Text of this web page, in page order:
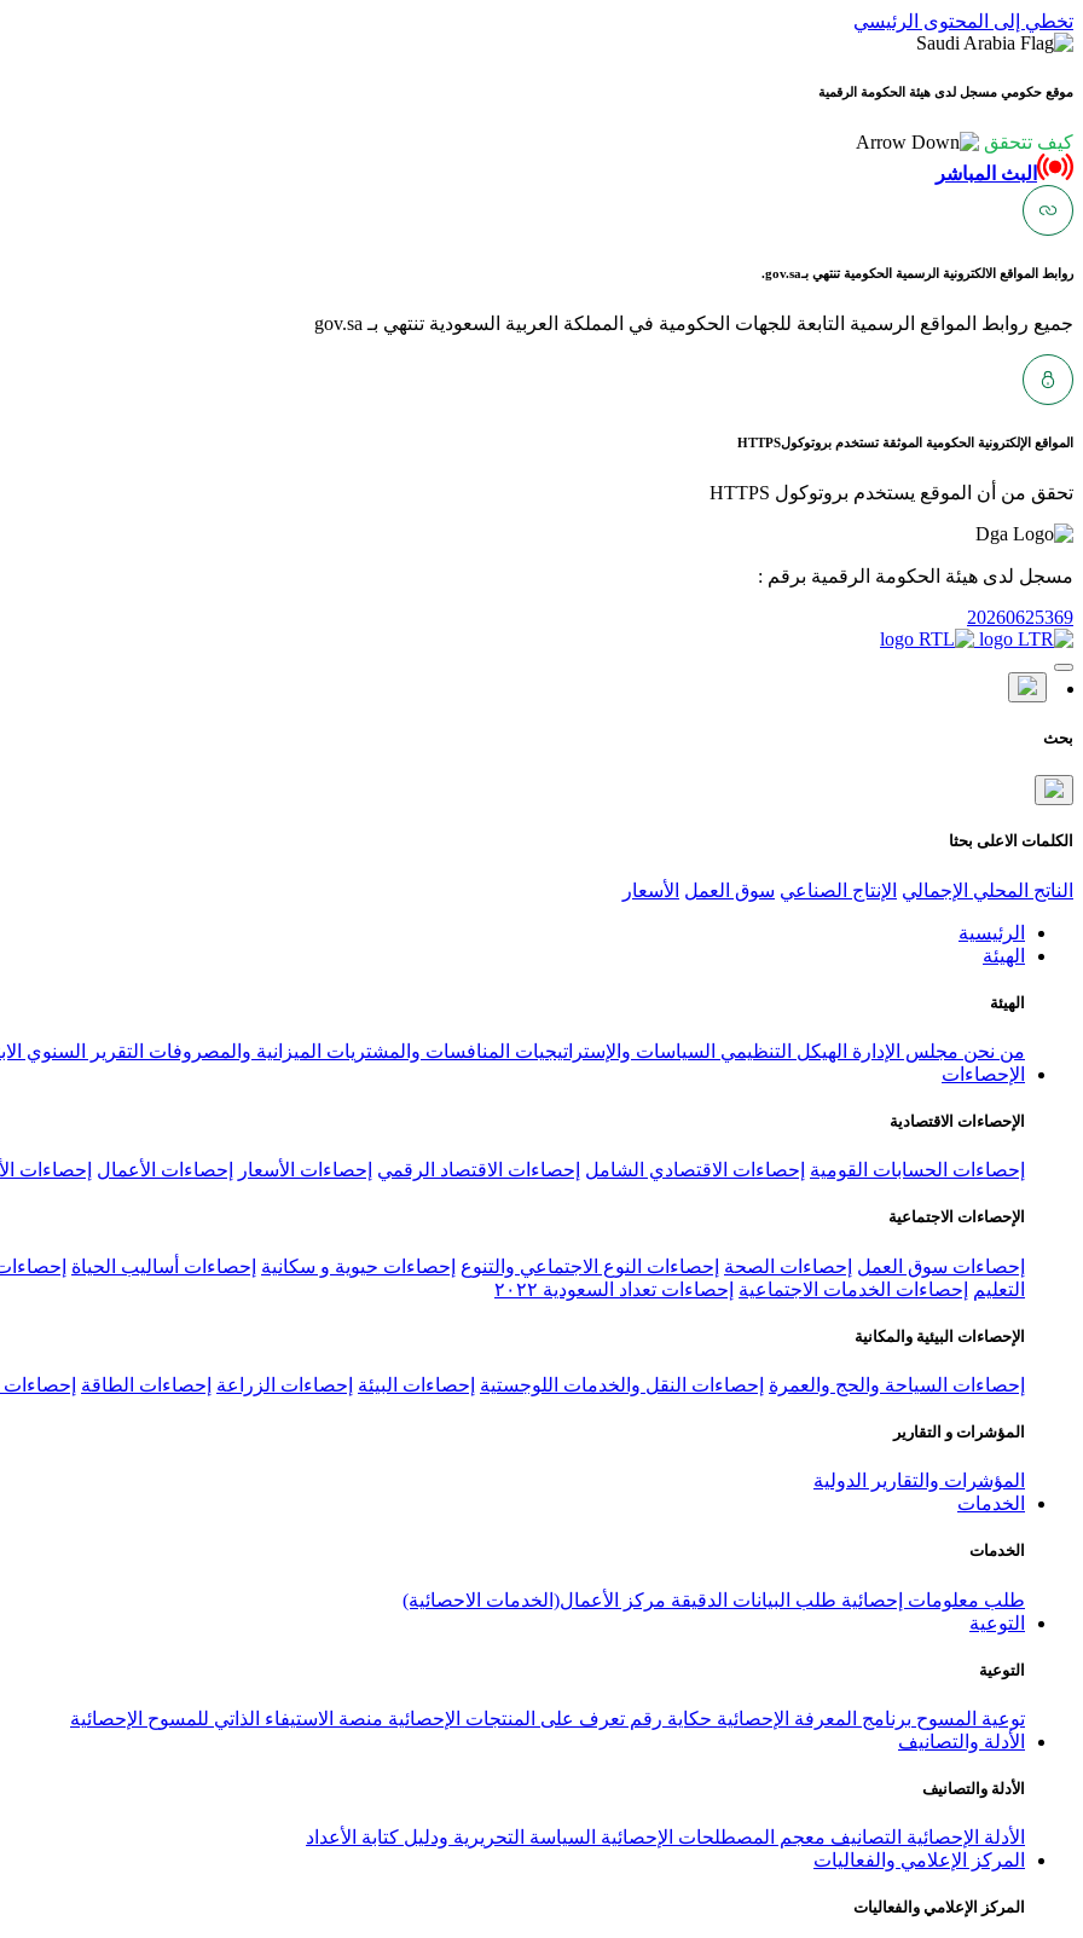
تخطي إلى المحتوى الرئيسي
موقع حكومي مسجل لدى هيئة الحكومة الرقمية
كيف تتحقق
البث المباشر
روابط المواقع الالكترونية الرسمية الحكومية تنتهي بـgov.sa.
جميع روابط المواقع الرسمية التابعة للجهات الحكومية في المملكة العربية السعودية تنتهي بـ gov.sa
المواقع الإلكترونية الحكومية الموثقة تستخدم بروتوكولHTTPS
تحقق من أن الموقع يستخدم بروتوكول HTTPS
مسجل لدى هيئة الحكومة الرقمية برقم :
20260625369
بحث
الكلمات الاعلى بحثا
الناتج المحلي الإجمالي الإنتاج الصناعي سوق العمل الأسعار
الرئيسية
الهيئة
الهيئة
من نحن مجلس الإدارة الهيكل التنظيمي السياسات والإستراتيجيات المنافسات والمشتريات الميزانية والمصروفات التقرير السنوي
الإحصاءات
الإحصاءات الاقتصادية
إحصاءات الحسابات القومية إحصاءات الاقتصادي الشامل إحصاءات الاقتصاد الرقمي إحصاءات الأسعار إحصاءات الأعمال إحصاءات
الإحصاءات الاجتماعية
إحصاءات سوق العمل إحصاءات الصحة إحصاءات النوع الاجتماعي والتنوع إحصاءات حيوية و سكانية إحصاءات أساليب الحياة
التعليم
إحصاءات الخدمات الاجتماعية إحصاءات تعداد السعودية ٢٠٢٢
الإحصاءات البيئية والمكانية
إحصاءات السياحة والحج والعمرة إحصاءات النقل والخدمات اللوجستية إحصاءات البيئة إحصاءات الزراعة إحصاءات الطاقة إحصاءات
المؤشرات و التقارير
المؤشرات والتقارير الدولية
الخدمات
الخدمات
طلب معلومات إحصائية طلب البيانات الدقيقة مركز الأعمال(الخدمات الاحصائية)
التوعية
التوعية
توعية المسوح برنامج المعرفة الإحصائية حكاية رقم تعرف على المنتجات الإحصائية منصة الاستيفاء الذاتي للمسوح الإحصائية
الأدلة والتصانيف
الأدلة والتصانيف
الأدلة الإحصائية التصانيف معجم المصطلحات الإحصائية السياسة التحريرية ودليل كتابة الأعداد
المركز الإعلامي والفعاليات
المركز الإعلامي والفعاليات